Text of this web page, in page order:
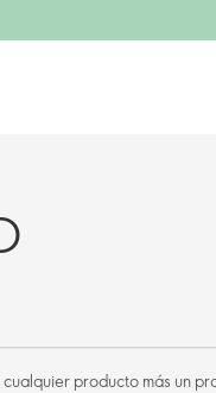
producto más un